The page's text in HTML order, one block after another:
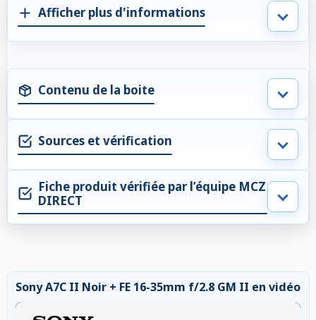
Afficher plus d'informations
Contenu de la boite
Sources et vérification
Fiche produit vérifiée par l’équipe MCZ
DIRECT
Sony A7C II Noir + FE 16-35mm f/2.8 GM II en vidéo